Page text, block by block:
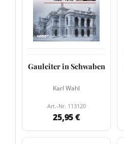
Gauleiter in Schwaben
Karl Wahl
Art.-Nr. 113120
25,95 €